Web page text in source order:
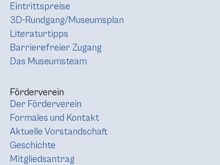
Eintrittspreise
3D-Rundgang/Museumsplan
Literaturtipps
Barrierefreier Zugang
Das Museumsteam
Förderverein
Der Förderverein
Formales und Kontakt
Aktuelle Vorstandschaft
Geschichte
Mitgliedsantrag